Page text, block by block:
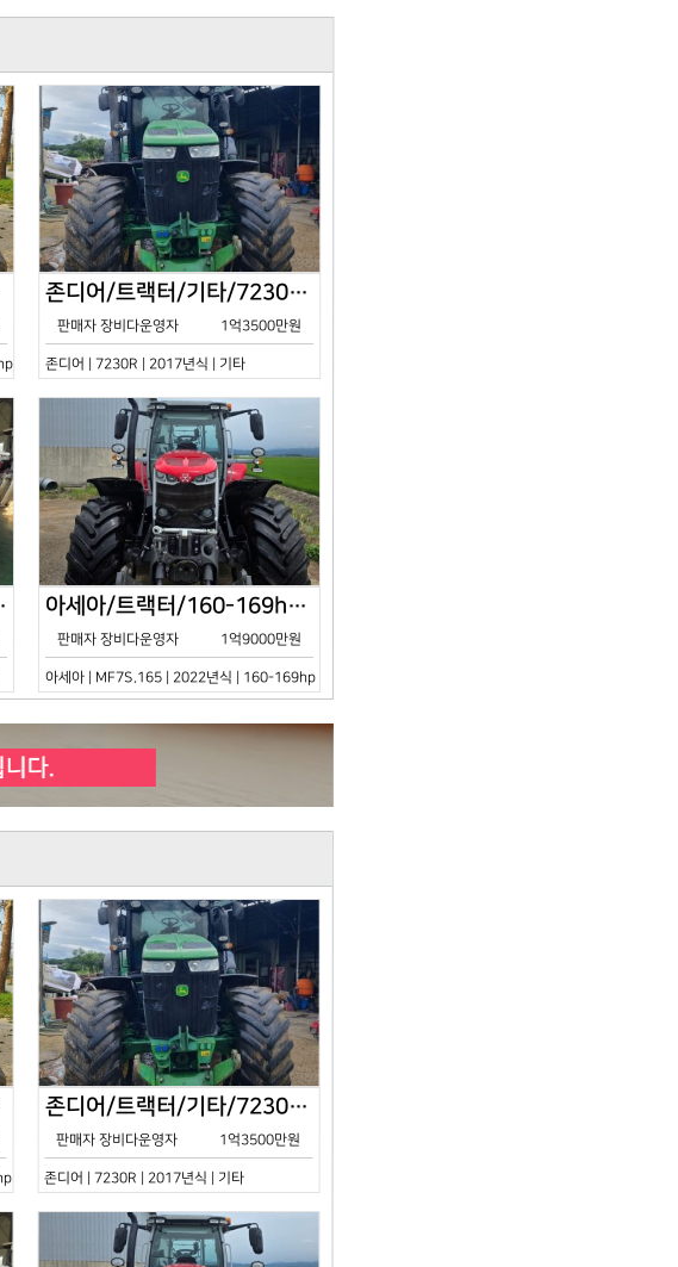
존디어/트랙터/기타/7230R/2017년식
판매자 장비다운영자 1억3500만원
존디어 | 7230R | 2017년식 | 기타
년식 아세아/트랙터/160-169hp/MF7S.165/2023년식
판매자 장비다운영자 1억9000만원
아세아 | MF7S.165 | 2022년식 | 160-169hp
존디어/트랙터/기타/7230R/2017년식
판매자 장비다운영자 1억3500만원
존디어 | 7230R | 2017년식 | 기타